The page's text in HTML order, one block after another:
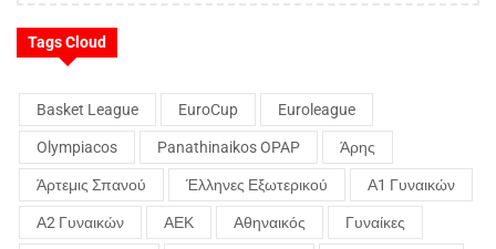
Tags Cloud
Basket League EuroCup Euroleague
Olympiacos Panathinaikos OPAP Άρης
Άρτεμις Σπανού Έλληνες Εξωτερικού Α1 Γυναικών
Α2 Γυναικών ΑΕΚ Αθηναικός Γυναίκες